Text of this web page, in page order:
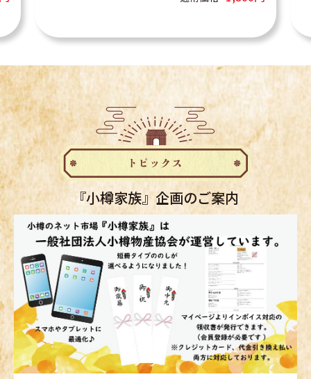
『小樽家族』企画のご案内